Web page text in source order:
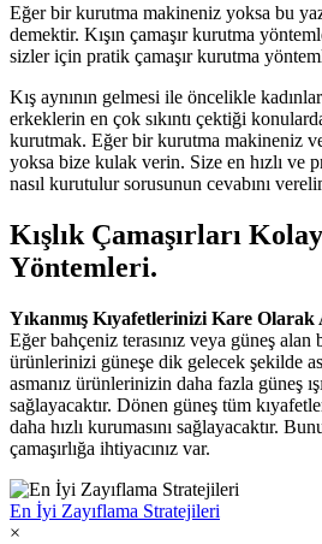
Eğer bir kurutma makineniz yoksa bu
demektir. Kışın çamaşır kurutma
sizler için pratik çamaşır kurutma
Kış aynının gelmesi ile öncelikle
erkeklerin en çok sıkıntı çektiği
kurutmak. Eğer bir kurutma makineniz
yoksa bize kulak verin. Size en hızlı ve
nasıl kurutulur sorusunun cevabını
Kışlık Çamaşırları
Yöntemleri.
Yıkanmış Kıyafetlerinizi Kare Olarak
Eğer bahçeniz terasınız veya güneş alan
ürünlerinizi güneşe dik gelecek şekilde
asmanız ürünlerinizin daha fazla güneş
sağlayacaktır. Dönen güneş tüm
daha hızlı kurumasını sağlayacaktır.
çamaşırlığa ihtiyacınız var.
En İyi Zayıflama Stratejileri
×